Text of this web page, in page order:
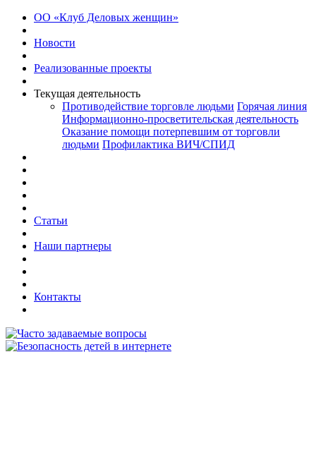
ОО «Клуб Деловых женщин»
Новости
Реализованные проекты
Текущая деятельность
Противодействие торговле людьми Горячая линия
Информационно-просветительская деятельность
Оказание помощи потерпевшим от торговли
людьми Профилактика ВИЧ/СПИД
Статьи
Наши партнеры
Контакты